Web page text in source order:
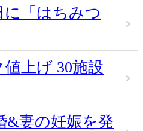
に「はちみつ
上げ 30施設
&妻の妊娠を発